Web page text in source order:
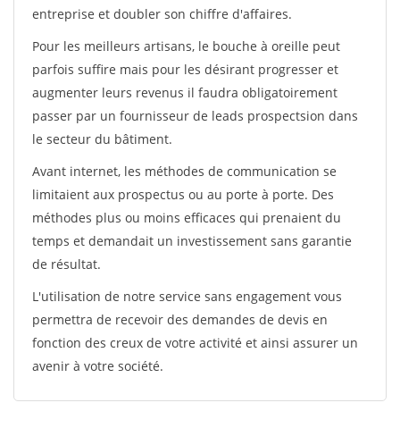
entreprise et doubler son chiffre d'affaires.
Pour les meilleurs artisans, le bouche à oreille peut
parfois suffire mais pour les désirant progresser et
augmenter leurs revenus il faudra obligatoirement
passer par un fournisseur de leads prospectsion dans
le secteur du bâtiment.
Avant internet, les méthodes de communication se
limitaient aux prospectus ou au porte à porte. Des
méthodes plus ou moins efficaces qui prenaient du
temps et demandait un investissement sans garantie
de résultat.
L'utilisation de notre service sans engagement vous
permettra de recevoir des demandes de devis en
fonction des creux de votre activité et ainsi assurer un
avenir à votre société.